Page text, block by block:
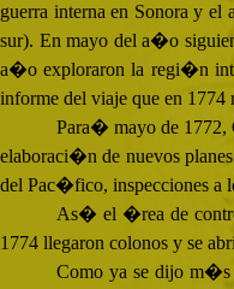
guerra interna en Sonora y
sur). En mayo del a�o
a�o exploraron la regi�n
informe del viaje que en
Para� mayo de 1772,
elaboraci�n de nuevos
del Pac�fico, inspecciones a
As� el �rea de
1774 llegaron colonos y se
Como ya se dijo m�s